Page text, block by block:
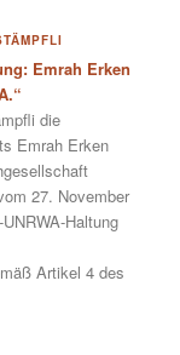
Emrah Erken
die
Emrah Erken
27. November
Haltung
Artikel 4 des